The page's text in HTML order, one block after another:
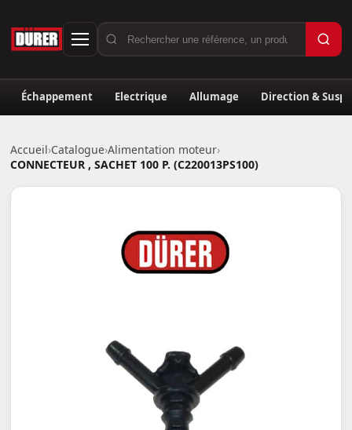
Échappement Electrique Allumage Direction &
Accueil›Catalogue›Alimentation moteur›
CONNECTEUR , SACHET 100 P. (C220013PS100)